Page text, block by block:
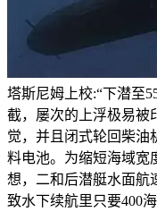
塔斯尼姆上校:“下潜至
截，屡次的上浮极易被
觉，并且闭式轮回柴油
料电池。为缩短海域宽
想，二和后潜艇水面航
致水下续航里只要400